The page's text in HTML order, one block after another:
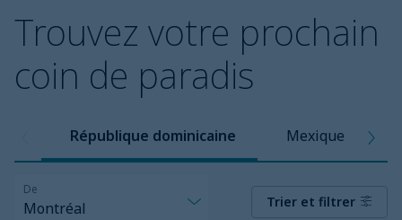
Trouvez votre prochain
coin de paradis
République dominicaine Mexique
Montréal
De
Trier et filtrer